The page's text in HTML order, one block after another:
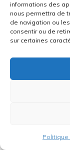
informations des
nous permettra de
de navigation ou
consentir ou de
sur certaines
Un design
l’avantage.
car les
On en
Motorola
textures et